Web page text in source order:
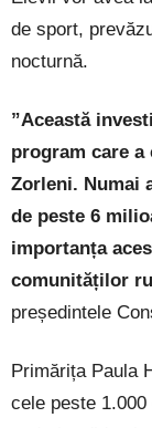
de sport,
nocturnă.
”Această
program care
Zorleni. Numai
de peste 6
importanța
comunităților
președintele
Primărița Paula
cele peste